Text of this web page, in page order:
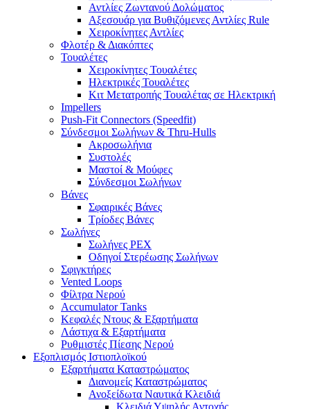
Αντλίες Ζωντανού Δολώματος
Αξεσουάρ για Βυθιζόμενες Αντλίες Rule
Χειροκίνητες Αντλίες
Φλοτέρ & Διακόπτες
Τουαλέτες
Χειροκίνητες Τουαλέτες
Ηλεκτρικές Τουαλέτες
Κιτ Μετατροπής Τουαλέτας σε Ηλεκτρική
Impellers
Push-Fit Connectors (Speedfit)
Σύνδεσμοι Σωλήνων & Thru-Hulls
Ακροσωλήνια
Συστολές
Μαστοί & Μούφες
Σύνδεσμοι Σωλήνων
Βάνες
Σφαιρικές Βάνες
Τρίοδες Βάνες
Σωλήνες
Σωλήνες PEX
Οδηγοί Στερέωσης Σωλήνων
Σφιγκτήρες
Vented Loops
Φίλτρα Νερού
Accumulator Tanks
Κεφαλές Ντους & Εξαρτήματα
Λάστιχα & Εξαρτήματα
Ρυθμιστές Πίεσης Νερού
Εξοπλισμός Ιστιοπλοϊκού
Εξαρτήματα Καταστρώματος
Διανομείς Καταστρώματος
Ανοξείδωτα Ναυτικά Κλειδιά
Κλειδιά Υψηλής Αντοχής